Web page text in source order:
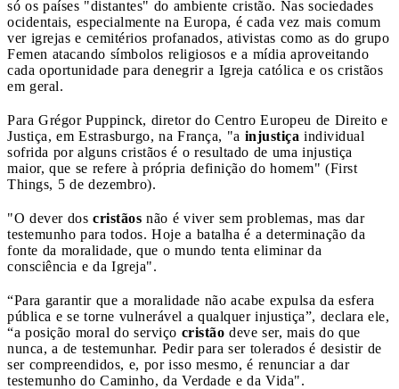
só os países "distantes" do ambiente cristão. Nas sociedades
ocidentais, especialmente na Europa, é cada vez mais comum
ver igrejas e cemitérios profanados, ativistas como as do grupo
Femen atacando símbolos religiosos e a mídia aproveitando
cada oportunidade para denegrir a Igreja católica e os cristãos
em geral.
Para Grégor Puppinck, diretor do Centro Europeu de Direito e
Justiça, em Estrasburgo, na França, "a injustiça individual
sofrida por alguns cristãos é o resultado de uma injustiça
maior, que se refere à própria definição do homem" (First
Things, 5 de dezembro).
"O dever dos cristãos não é viver sem problemas, mas dar
testemunho para todos. Hoje a batalha é a determinação da
fonte da moralidade, que o mundo tenta eliminar da
consciência e da Igreja".
“Para garantir que a moralidade não acabe expulsa da esfera
pública e se torne vulnerável a qualquer injustiça”, declara ele,
“a posição moral do serviço cristão deve ser, mais do que
nunca, a de testemunhar. Pedir para ser tolerados é desistir de
ser compreendidos, e, por isso mesmo, é renunciar a dar
testemunho do Caminho, da Verdade e da Vida".